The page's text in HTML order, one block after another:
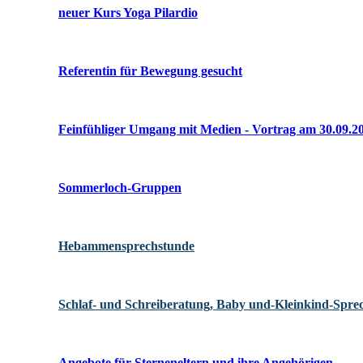
neuer Kurs Yoga Pilardio
Referentin für Bewegung gesucht
Feinfühliger Umgang mit Medien - Vortrag am
Sommerloch-Gruppen
Hebammensprechstunde
Schlaf- und Schreiberatung, Baby und-Kleinkind-